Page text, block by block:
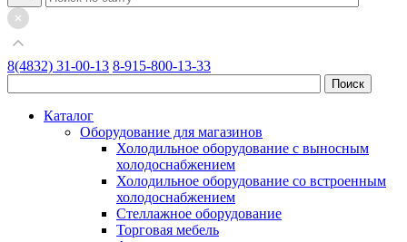
8(4832) 31-00-13 8-915-800-13-33
Каталог
Оборудование для магазинов
Холодильное оборудование с выносным
холодоснабжением
Холодильное оборудование со встроенным
холодоснабжением
Стеллажное оборудование
Торговая мебель